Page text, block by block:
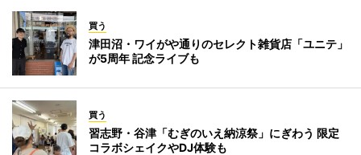
買う
津田沼・ワイがや通りのセレクト雑貨店「ユニテ」
が5周年 記念ライブも
買う
習志野・谷津「むぎのいえ納涼祭」にぎわう 限定
コラボシェイクやDJ体験も